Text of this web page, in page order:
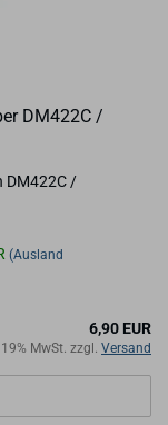
DM422C /
DM422C /
(Ausland
6,90 EUR
MwSt. zzgl. Versand